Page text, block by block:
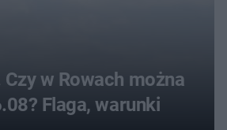
Czy w Rowach można
Flaga, warunki